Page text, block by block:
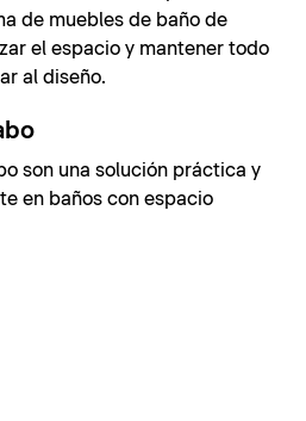
de muebles de baño de
el espacio y mantener todo
al diseño.
son una solución práctica y
en baños con espacio